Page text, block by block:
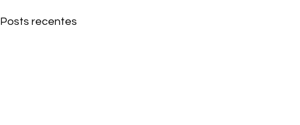
Posts recentes